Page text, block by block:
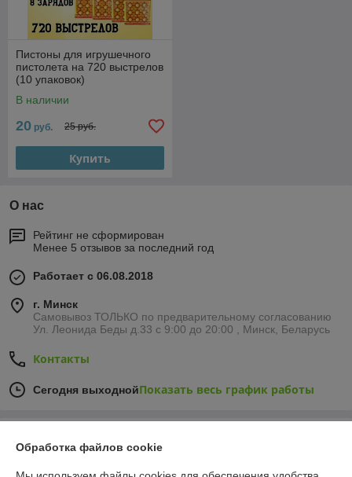
Пистоны для игрушечного
пистолета на 720 выстрелов
(10 упаковок)
В наличии
20 руб. 25 руб.
Купить
О нас
Рейтинг не сформирован
Менее 5 отзывов за последний год
Работает с 06.08.2018
г. Минск
Самовывоз ТОЛЬКО по предварительному согласованию
Ул. Леонида Беды д.33 с 9:00 до 20:00 , Минск, Беларусь
Контакты
Сегодня выходнойПоказать весь график работы
340 отзывов за всё время
Обработка файлов cookie